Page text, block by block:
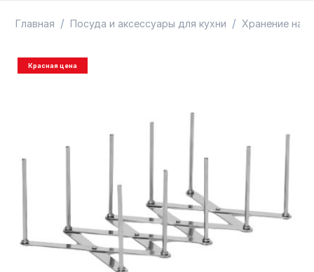
Главная / Посуда и аксессуары для кухни / Хранение на
Красная цена